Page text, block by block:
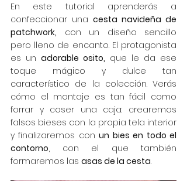
En este tutorial aprenderás a
confeccionar una cesta navideña de
patchwork, con un diseño sencillo
pero lleno de encanto. El protagonista
es un adorable osito, que le da ese
toque mágico y dulce tan
característico de la colección. Verás
cómo el montaje es tan fácil como
forrar y coser una caja: crearemos
falsos bieses con la propia tela interior
y finalizaremos con un bies en todo el
contorno, con el que también
formaremos las asas de la cesta.